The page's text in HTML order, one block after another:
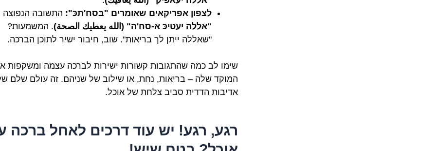
לצפון אפריקאים שאומרים "בּסח'תכּ": התשובה הנפוצה
"אללה יעטיכּ א-סח'ה" (الله يعطيك الصحة). המשמעות?
"שאללה ייתן לך בריאות". שוב, חיבור ישיר לתוכן הברכה.
שימו לב כמה שהתגובות קשורות ישירות לברכה עצמה ומשקפות
המוקד שלה – בריאות, נחת, או שילוב של שניהם. זה עולם שלם
אדיבות הדדית סביב צלחת של אוכל.
רגע, רגע! יש עוד דרכים לאחל ברכה